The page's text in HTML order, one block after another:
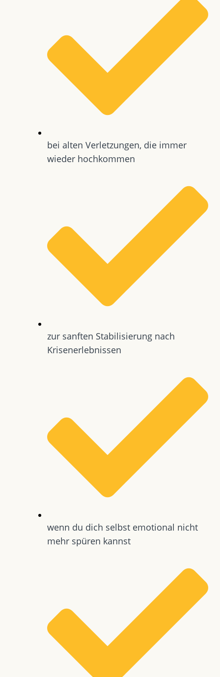
bei alten Verletzungen, die immer
wieder hochkommen
zur sanften Stabilisierung nach
Krisenerlebnissen
wenn du dich selbst emotional nicht
mehr spüren kannst